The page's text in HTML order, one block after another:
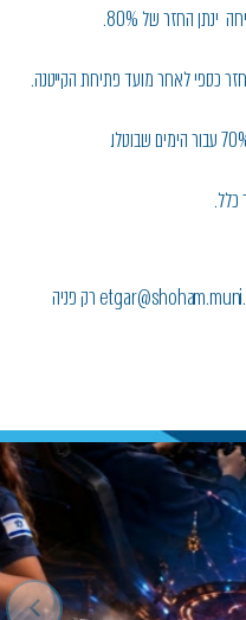
החזר של 80%.
כספי לאחר מועד פתיחת הקייטנה.
כלל.
* בכל מקרה של ביטול יש לשלוח מייל להילה : etgar@shoham.muni.il רק פניה